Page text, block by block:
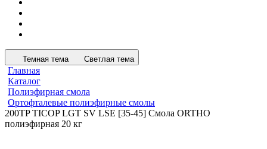
Темная тема Светлая тема
Главная
Каталог
Полиэфирная смола
Ортофталевые полиэфирные смолы
200TP TICOP LGT SV LSE [35-45] Смола ORTHO
полиэфирная 20 кг